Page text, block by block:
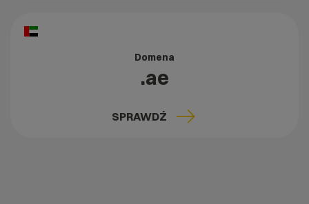
Domena
.ae
SPRAWDŹ